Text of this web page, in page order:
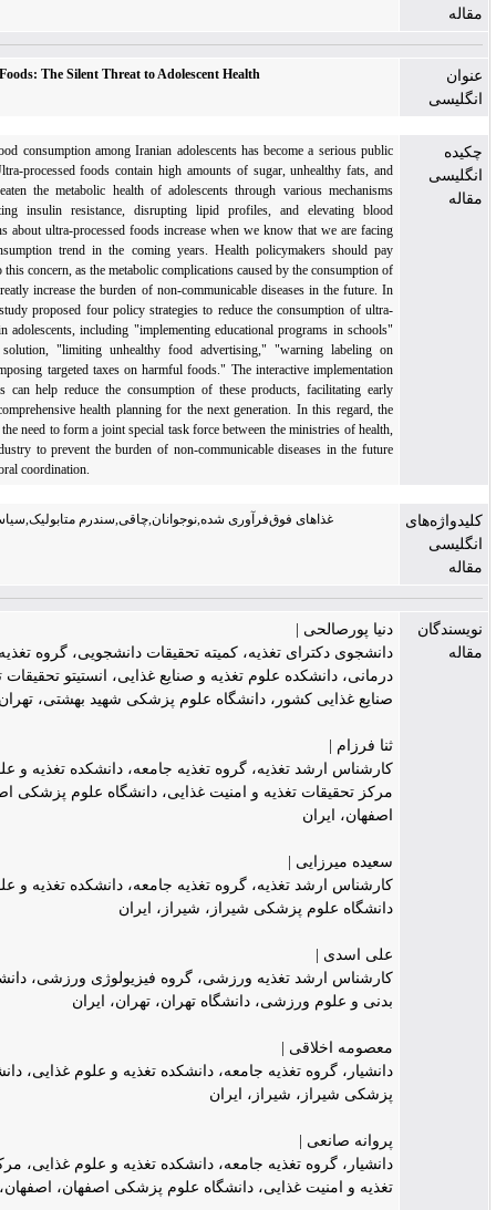
Ultra-processed Foods: The Silent Threat to Adolescent Health
Ultra-processed food consumption among Iranian adolescents has become a serious public
health concern. Ultra-processed foods contain high amounts of sugar, unhealthy fats, and
additives that threaten the metabolic health of adolescents through various mechanisms
including promoting insulin resistance, disrupting lipid profiles, and elevating blood
pressure. Concerns about ultra-processed foods increase when we know that we are facing
an increasing consumption trend in the coming years. Health policymakers should pay
special attention to this concern, as the metabolic complications caused by the consumption of
these foods can greatly increase the burden of non-communicable diseases in the future. In
this context, this study proposed four policy strategies to reduce the consumption of ultra-
processed foods in adolescents, including "implementing educational programs in schools"
as a sustainable solution, "limiting unhealthy food advertising," "warning labeling on
products," and "imposing targeted taxes on harmful foods." The interactive implementation
of these strategies can help reduce the consumption of these products, facilitating early
intervention and comprehensive health planning for the next generation. In this regard, the
study emphasizes the need to form a joint special task force between the ministries of health,
education, and industry to prevent the burden of non-communicable diseases in the future
through inter-sectoral coordination.
غذاهای فوق‌فرآوری شده,نوجوانان,چاقی,سندرم متابولیک,سیاست‌گذاری سلامت
دنیا پورصالحی |
دانشجوی دکترای تغذیه، کمیته تحقیقات دانشجویی، گروه تغذیه بالینی و رژیم
درمانی، دانشکده علوم تغذیه و صنایع غذایی، انستیتو تحقیقات تغذیه‌ای و
صنایع غذایی کشور، دانشگاه علوم پزشکی شهید بهشتی، تهران، ایران
کارشناس ارشد تغذیه، گروه تغذیه جامعه، دانشکده تغذیه و علوم غذایی،
مرکز تحقیقات تغذیه و امنیت غذایی، دانشگاه علوم پزشکی اصفهان،
سعیده میرزایی |
کارشناس ارشد تغذیه، گروه تغذیه جامعه، دانشکده تغذیه و علوم غذایی،
دانشگاه علوم پزشکی شیراز، شیراز، ایران
کارشناس ارشد تغذیه ورزشی، گروه فیزیولوژی ورزشی، دانشکده تربیت
بدنی و علوم ورزشی، دانشگاه تهران، تهران، ایران
معصومه اخلاقی |
دانشیار، گروه تغذیه جامعه، دانشکده تغذیه و علوم غذایی، دانشگاه علوم
پزشکی شیراز، شیراز، ایران
دانشیار، گروه تغذیه جامعه، دانشکده تغذیه و علوم غذایی، مرکز تحقیقات
تغذیه و امنیت غذایی، دانشگاه علوم پزشکی اصفهان، اصفهان، ایران